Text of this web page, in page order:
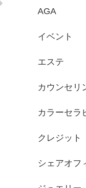
AGA
イベント
エステ
カウンセリ
カラーセラ
クレジット
シェアオフ